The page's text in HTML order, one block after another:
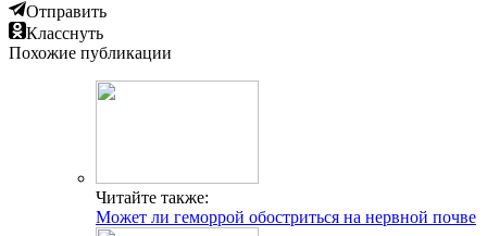
Отправить
Класснуть
Похожие публикации
Читайте также:
Может ли геморрой обостриться на нервной почве